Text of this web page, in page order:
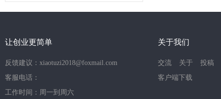
让创业更简单
反馈建议：xiaotuzi2018@foxmail.com
客服电话：
工作时间：周一到周六
关于我们
交流 关于
投稿
客户端下载